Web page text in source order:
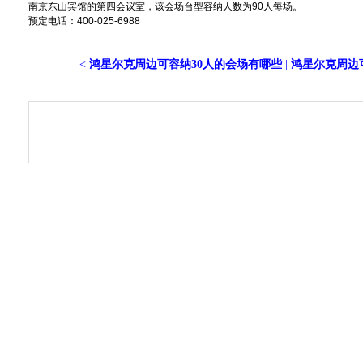
南京东山宾馆的第四会议室，该会场台型容纳人数为90人每场。
预定电话：400-025-6988
< 鸿星尔克周边可容纳30人的会场有哪些| 鸿星尔克周边